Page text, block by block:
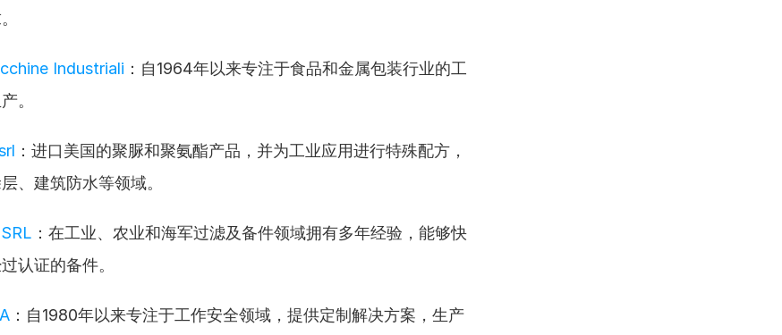
Industriali ：自1964年以来专注于食品和金属包装行业的工
。
：进口美国的聚脲和聚氨酯产品，并为工业应用进行特殊配方，
、建筑防水等领域。
：在工业、农业和海军过滤及备件领域拥有多年经验，能够快
认证的备件。
：自1980年以来专注于工作安全领域，提供定制解决方案，生产